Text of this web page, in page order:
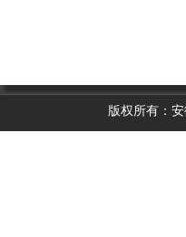
版权所有：